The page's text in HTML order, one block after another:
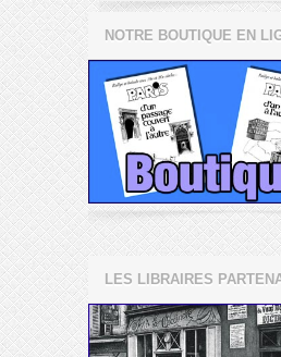
NOTRE BOUTIQUE EN
LES LIBRAIRES